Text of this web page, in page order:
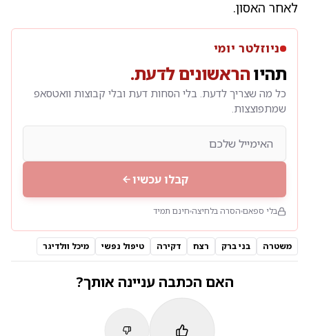
לאחר האסון.
ניוזלטר יומי
תהיוהראשונים לדעת.
כל מה שצריך לדעת. בלי הסחות דעת ובלי קבוצות וואטסאפ
שמתפוצצות.
קבלו עכשיו
בלי ספאם הסרה בלחיצה חינם תמיד
משטרה בני ברק רצח דקירה טיפול נפשי מיכל וולדיגר
האם הכתבה עניינה אותך?